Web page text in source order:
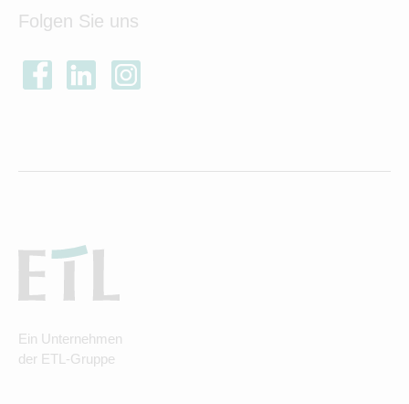
Folgen Sie uns
Ein Unternehmen
der ETL-Gruppe